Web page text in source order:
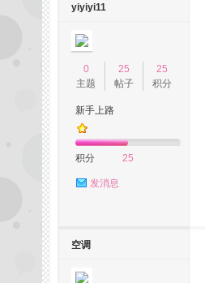
yiyiyi11
0
主题
25
帖子
25
积分
新手上路
积分 25
发消息
空调